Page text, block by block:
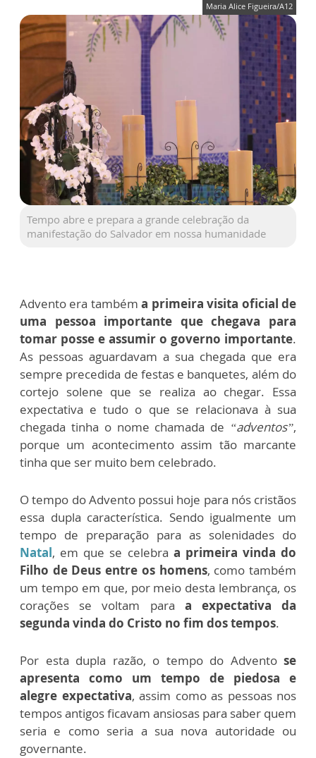
Maria Alice Figueira/A12
Tempo abre e prepara a grande celebração da
manifestação do Salvador em nossa humanidade
Advento era tambéma primeira visita oficial de
uma pessoa importante que chegava para
tomar posse e assumir o governo importante.
As pessoas aguardavam a sua chegada que era
sempre precedida de festas e banquetes, além do
cortejo solene que se realiza ao chegar. Essa
expectativa e tudo o que se relacionava à sua
chegada tinha o nome chamada de “adventos”,
porque um acontecimento assim tão marcante
tinha que ser muito bem celebrado.
O tempo do Advento possui hoje para nós cristãos
essa dupla característica. Sendo igualmente um
tempo de preparação para as solenidades do
Natal, em que se celebra a primeira vinda do
Filho de Deus entre os homens, como também
um tempo em que, por meio desta lembrança, os
corações se voltam para a expectativa da
segunda vinda do Cristo no fim dos tempos.
Por esta dupla razão, o tempo do Advento se
apresenta como um tempo de piedosa e
alegre expectativa, assim como as pessoas nos
tempos antigos ficavam ansiosas para saber quem
seria e como seria a sua nova autoridade ou
governante.